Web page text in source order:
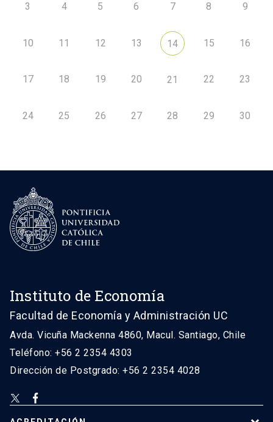
3 4 5 6 7 8 9
10 11 12 13 14 15 16
17 18 19 20 21 22 23
24 25 26 27 28 29 30
Instituto de Economía
Facultad de Economía y Administración UC
Avda. Vicuña Mackenna 4860, Macul. Santiago, Chile
Teléfono: +56 2 2354 4303
Dirección de Postgrado: +56 2 2354 4028